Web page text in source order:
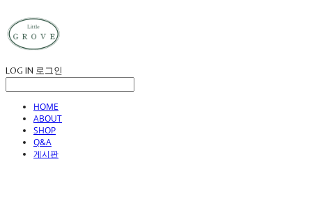
LOG IN 로그인
HOME
ABOUT
SHOP
Q&A
게시판